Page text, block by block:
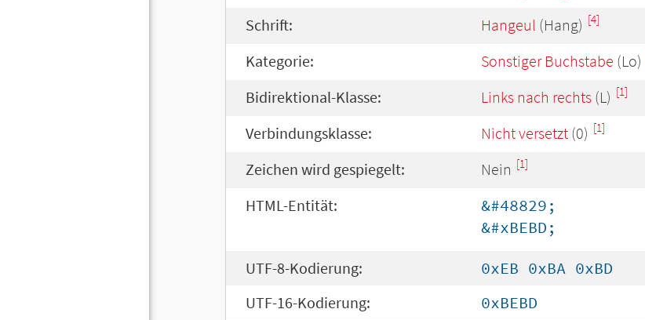
Schrift: Hangeul (Hang) [4]
Kategorie: Sonstiger Buchstabe (Lo)
Bidirektional-Klasse: Links nach rechts (L) [1]
Verbindungsklasse: Nicht versetzt (0) [1]
Zeichen wird gespiegelt: Nein [1]
HTML-Entität:
&#48829;
&#xBEBD;
UTF-8-Kodierung:
0xEB 0xBA 0xBD
UTF-16-Kodierung:
0xBEBD